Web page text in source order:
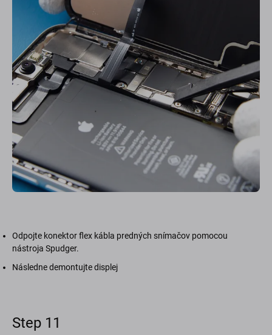
Odpojte konektor flex kábla predných snímačov pomocou
nástroja Spudger.
Následne demontujte displej
Step 11